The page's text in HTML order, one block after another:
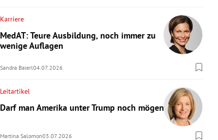
Karriere
MedAT: Teure Ausbildung, noch immer zu
wenige Auflagen
Sandra Baierl04.07.2026
Leitartikel
Darf man Amerika unter Trump noch mögen?
Martina Salomon03.07.2026